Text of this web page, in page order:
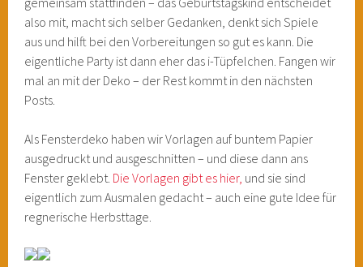
also mit, macht sich selber Gedanken, denkt sich Spiele
aus und hilft bei den Vorbereitungen so gut es kann. Die
eigentliche Party ist dann eher das i-Tüpfelchen. Fangen wir
mal an mit der Deko – der Rest kommt in den nächsten
Posts.
Als Fensterdeko haben wir Vorlagen auf buntem Papier
ausgedruckt und ausgeschnitten – und diese dann ans
Fenster geklebt. Die Vorlagen gibt es hier, und sie sind
eigentlich zum Ausmalen gedacht – auch eine gute Idee für
regnerische Herbsttage.